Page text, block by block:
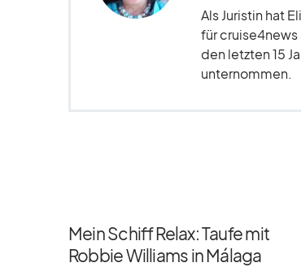
Als Juristin hat
für
den letzten 15
unternommen.
Mein Schiff Relax: Taufe mit
Robbie Williams in Málaga